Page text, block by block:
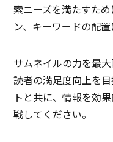
索ニーズを満たすた
ン、キーワードの配置
サムネイルの力を最
読者の満足度向上を
トと共に、情報を効
戦してください。